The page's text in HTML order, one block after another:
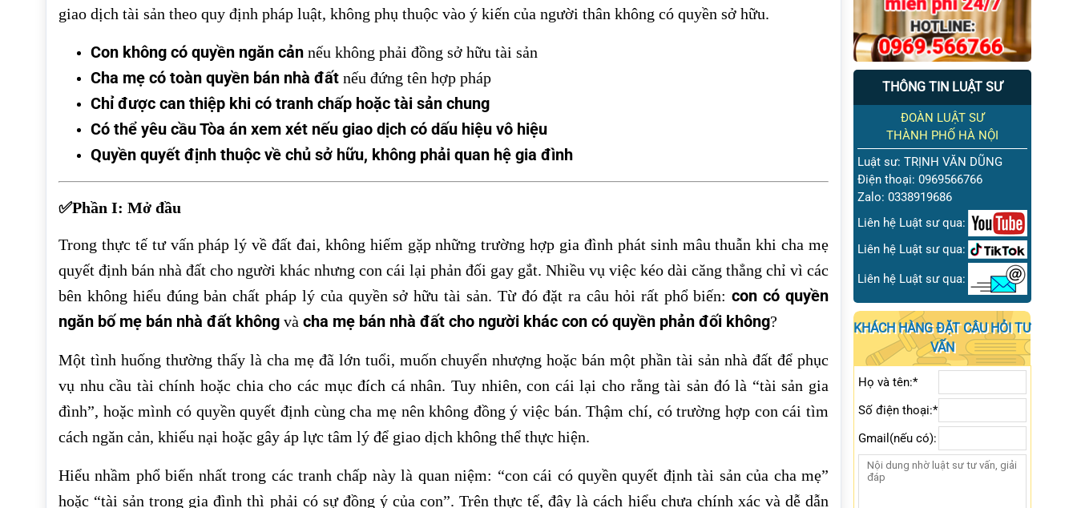
giao dịch tài sản theo quy định pháp luật, không phụ thuộc vào ý kiến của người thân không có quyền sở hữu.
Con không có quyền ngăn cản nếu không phải đồng sở hữu tài sản
Cha mẹ có toàn quyền bán nhà đất nếu đứng tên hợp pháp
Chỉ được can thiệp khi có tranh chấp hoặc tài sản chung
Có thể yêu cầu Tòa án xem xét nếu giao dịch có dấu hiệu vô hiệu
Quyền quyết định thuộc về chủ sở hữu, không phải quan hệ gia đình
✅Phần I: Mở đầu
Trong thực tế tư vấn pháp lý về đất đai, không hiếm gặp những trường hợp gia đình phát sinh mâu thuẫn khi cha mẹ
quyết định bán nhà đất cho người khác nhưng con cái lại phản đối gay gắt. Nhiều vụ việc kéo dài căng thẳng chỉ vì các
bên không hiểu đúng bản chất pháp lý của quyền sở hữu tài sản. Từ đó đặt ra câu hỏi rất phổ biến:con có quyền
ngăn bố mẹ bán nhà đất không và cha mẹ bán nhà đất cho người khác con có quyền phản đối không?
Một tình huống thường thấy là cha mẹ đã lớn tuổi, muốn chuyển nhượng hoặc bán một phần tài sản nhà đất để phục
vụ nhu cầu tài chính hoặc chia cho các mục đích cá nhân. Tuy nhiên, con cái lại cho rằng tài sản đó là “tài sản gia
đình”, hoặc mình có quyền quyết định cùng cha mẹ nên không đồng ý việc bán. Thậm chí, có trường hợp con cái tìm
cách ngăn cản, khiếu nại hoặc gây áp lực tâm lý để giao dịch không thể thực hiện.
Hiểu nhầm phổ biến nhất trong các tranh chấp này là quan niệm: “con cái có quyền quyết định tài sản của cha mẹ”
hoặc “tài sản trong gia đình thì phải có sự đồng ý của con”. Trên thực tế, đây là cách hiểu chưa chính xác và dễ dẫn
THÔNG TIN LUẬT SƯ
ĐOÀN LUẬT SƯ
THÀNH PHỐ HÀ NỘI
Luật sư: TRỊNH VĂN DŨNG
Điện thoại: 0969566766
Zalo: 0338919686
Liên hệ Luật sư qua:
Liên hệ Luật sư qua:
Liên hệ Luật sư qua:
KHÁCH HÀNG ĐẶT CÂU HỎI TƯ
VẤN
Họ và tên:*
Số điện thoại:*
Gmail(nếu có):